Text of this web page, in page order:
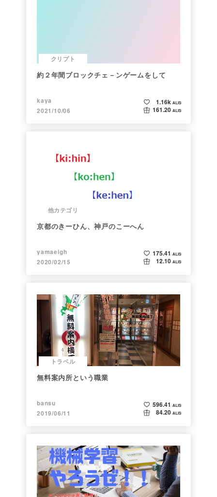
クリプト
約２年間ブロックチェ－ンゲームをして
kaya
2021/10/06
1.16k ALIS
161.20 ALIS
他カテゴリ
京都のきーひん、神戸のこーへん
yamaeigh
2020/02/15
175.41 ALIS
12.10 ALIS
トラベル
無料案内所という職業
bansu
2019/06/11
596.41 ALIS
84.20 ALIS